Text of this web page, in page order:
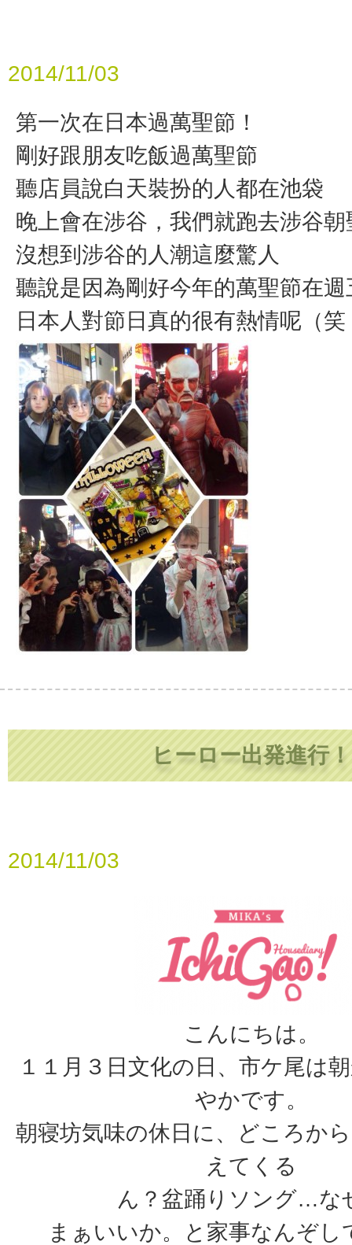
2014/11/03
第一次在日本過萬聖節！
剛好跟朋友吃飯過萬聖節
聽店員說白天裝扮的人都在池袋
晚上會在涉谷，我們就跑去涉谷朝
沒想到涉谷的人潮這麼驚人
聽說是因為剛好今年的萬聖節在週
日本人對節日真的很有熱情呢（笑
ヒーロー出発進行！
2014/11/03
こんにちは。
１１月３日文化の日、市ケ尾は
やかです。
朝寝坊気味の休日に、どころか
えてくる
ん？盆踊りソング…
まぁいいか。と家事なんぞし